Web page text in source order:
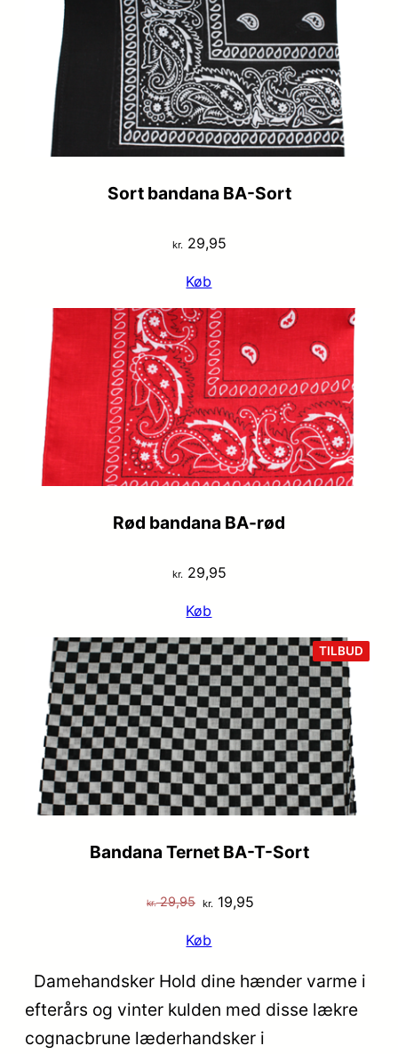
Sort bandana BA-Sort
kr.29,95
Køb
Rød bandana BA-rød
kr.29,95
Køb
TILBUD
PÅ
Bandana Ternet BA-T-Sort
kr.29,95 Den
pris
var:
kr. 19,95
Køb
Damehandsker Hold dine hænder varme i
efterårs og vinter kulden med disse lækre
cognacbrune læderhandsker i